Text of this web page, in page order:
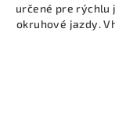
určené pre rýchlu
okruhové jazdy.